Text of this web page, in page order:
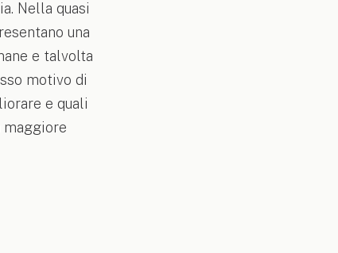
Nella quasi
una
e talvolta
motivo di
e quali